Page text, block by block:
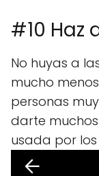
#10 Haz
No huyas a
mucho
personas
darte
usada por